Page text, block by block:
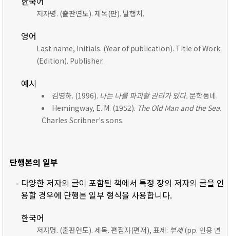
저자명. (출판연도). 제목(판). 발행처.
영어
Last name, Initials. (Year of publication). Title of Work
(Edition). Publisher.
예시
김영하. (1996). 나는 나를 파괴할 권리가 있다. 문학동네.
Hemingway, E. M. (1952). The Old Man and the Sea.
Charles Scribner's sons.
단행본의 일부
- 다양한 저자의 글이 포함된 책에서 특정 장의 저자의 글을 인
용할 경우에 단행본 일부 형식을 사용합니다.
한국어
저자명. (출판연도). 제목. 편집자(편저), 표제: 부제(pp. 인용 면